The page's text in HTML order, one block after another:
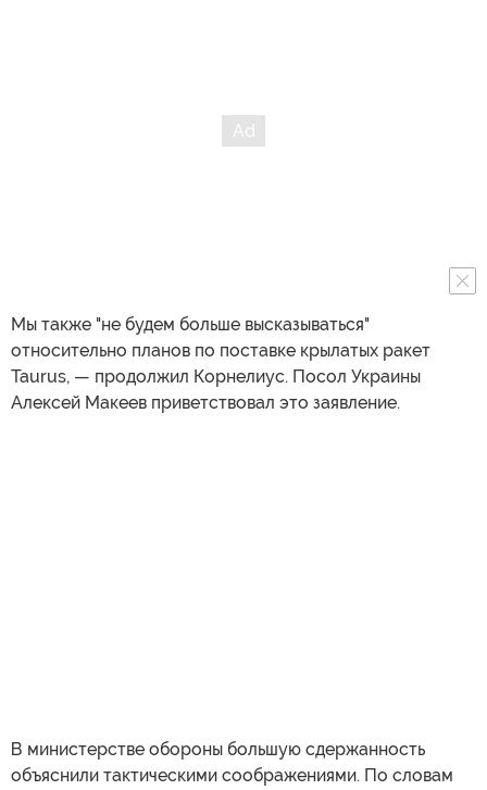
Мы также "не будем больше высказываться"
относительно планов по поставке крылатых ракет
Taurus, — продолжил Корнелиус. Посол Украины
Алексей Макеев приветствовал это заявление.
В министерстве обороны большую сдержанность
объяснили тактическими соображениями. По словам